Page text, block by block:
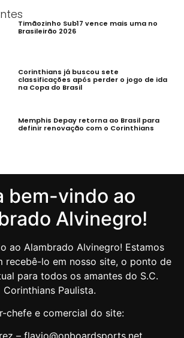
Timãozinho Sub17 vence mais uma no
Brasileirão 2026
Corinthians já buscou sete
classificações após perder o jogo de ida
na Copa do Brasil
Memphis Depay retorna ao Brasil para
definir renovação com o Corinthians
bem-vindo ao
Alvinegro!
ao Alambrado Alvinegro! Estamos
recebê-lo em nosso site, o ponto de
para todos os amantes do S.C.
Corinthians Paulista.
chefe e comercial do site: